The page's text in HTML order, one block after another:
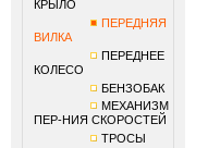
КРЫЛО
ПЕРЕДНЯЯ
ВИЛКА
ПЕРЕДНЕЕ
КОЛЕСО
БЕНЗОБАК
МЕХАНИЗМ
ПЕР-НИЯ СКОРОСТЕЙ
ТРОСЫ